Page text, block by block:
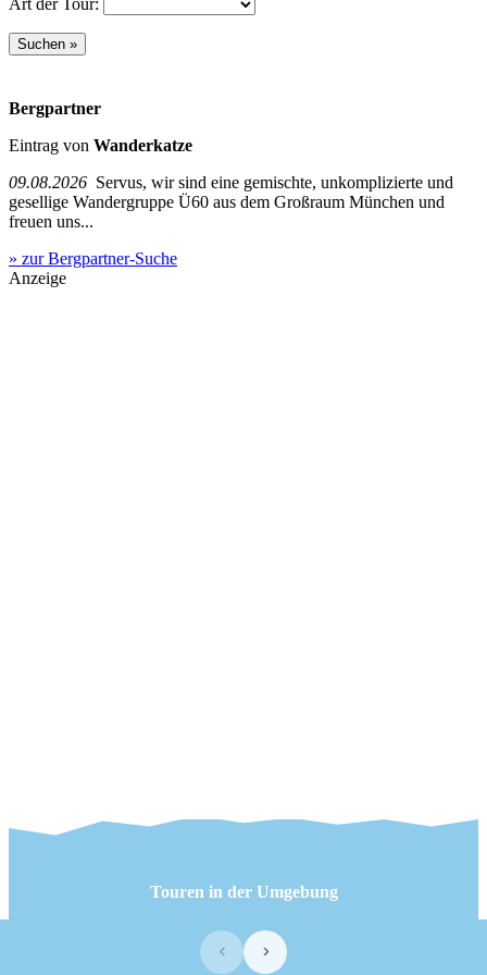
Art der Tour:
Bergpartner
Eintrag von Wanderkatze
09.08.2026 Servus, wir sind eine gemischte, unkomplizierte und
gesellige Wandergruppe Ü60 aus dem Großraum München und
freuen uns...
» zur Bergpartner-Suche
Anzeige
Touren in der Umgebung
‹ ›